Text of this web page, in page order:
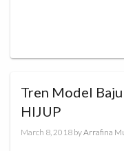
Tren Model
HIJUP
March 8, 2018 byArrafina